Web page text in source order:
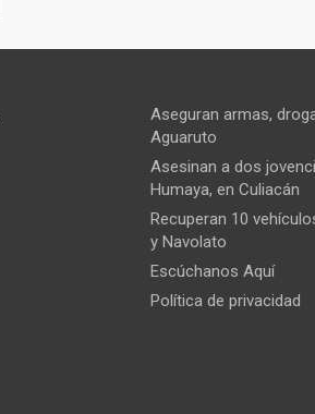
Aseguran armas,
Aguaruto
Asesinan a dos
Humaya, en Culiacán
Recuperan 10
y Navolato
Escúchanos Aquí
Política de privacidad